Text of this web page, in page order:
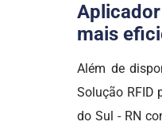
mais
Além de
Solução RFID
do Sul - RN